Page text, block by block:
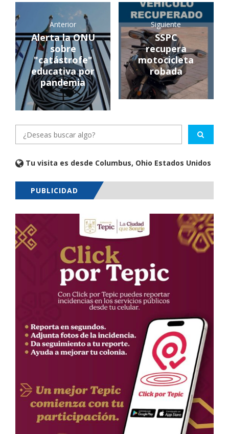
Anterior
Alerta la ONU
sobre
"catástrofe"
educativa por
pandemia
Siguiente
SSPC
recupera
motocicleta
robada
Tu visita es desde Columbus, Ohio Estados Unidos
PUBLICIDAD